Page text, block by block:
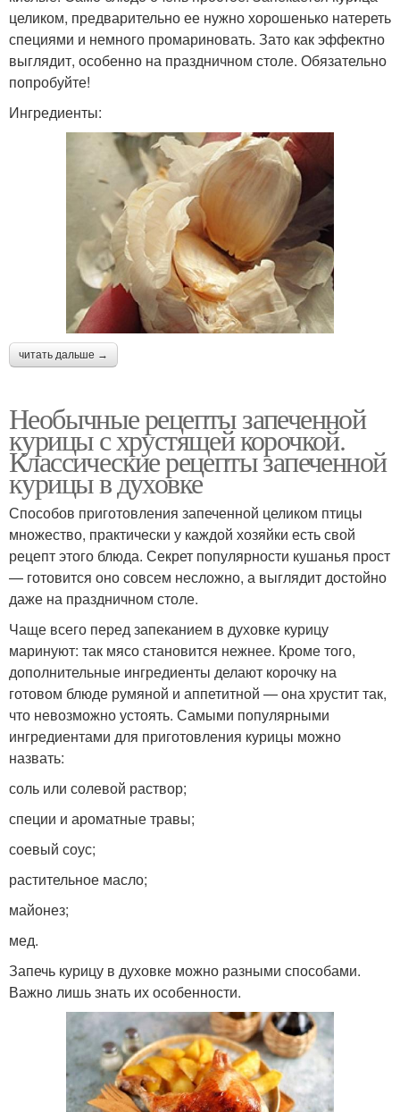
целиком, предварительно ее нужно хорошенько натереть
специями и немного промариновать. Зато как эффектно
выглядит, особенно на праздничном столе. Обязательно
попробуйте!
Ингредиенты:
читать дальше →
Необычные рецепты запеченной
курицы с хрустящей корочкой.
Классические рецепты запеченной
курицы в духовке
Способов приготовления запеченной целиком птицы
множество, практически у каждой хозяйки есть свой
рецепт этого блюда. Секрет популярности кушанья прост
— готовится оно совсем несложно, а выглядит достойно
даже на праздничном столе.
Чаще всего перед запеканием в духовке курицу
маринуют: так мясо становится нежнее. Кроме того,
дополнительные ингредиенты делают корочку на
готовом блюде румяной и аппетитной — она хрустит так,
что невозможно устоять. Самыми популярными
ингредиентами для приготовления курицы можно
назвать:
соль или солевой раствор;
специи и ароматные травы;
соевый соус;
растительное масло;
майонез;
мед.
Запечь курицу в духовке можно разными способами.
Важно лишь знать их особенности.